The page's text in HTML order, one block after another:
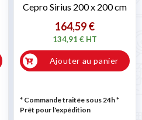
Cepro Sirius 200 x 200 cm
164,59 €
134,91 € HT
Ajouter au panier
* Commande traitée sous 24h*
Prêt pour l'expédition